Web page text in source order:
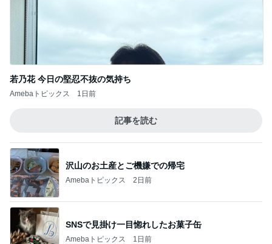
若乃花 今日の堅忍不抜の気持ち
Amebaトピックス 1日前
記事を読む
沢山のお土産とご機嫌での帰宅
Amebaトピックス 2日前
SNSで見掛け一目惚れしたお菓子缶
Amebaトピックス 1日前